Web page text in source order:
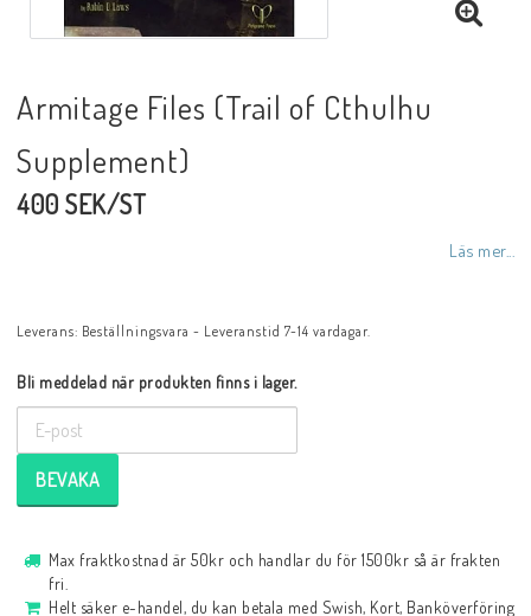
Armitage Files (Trail of Cthulhu
Supplement)
400 SEK/ST
Läs mer...
Leverans: Beställningsvara - Leveranstid 7-14 vardagar.
Bli meddelad när produkten finns i lager.
BEVAKA
Max fraktkostnad är 50kr och handlar du för 1500kr så är frakten
fri.
Helt säker e-handel, du kan betala med Swish, Kort, Banköverföring